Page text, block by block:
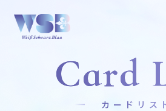
Card
カードリス